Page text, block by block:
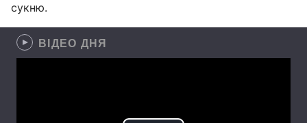
сукню.
ВІДЕО ДНЯ